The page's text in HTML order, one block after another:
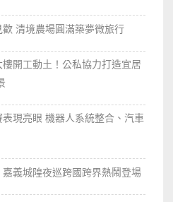
清境農場圓滿築夢微旅行
開工動土！公私協力打造宜居
現亮眼 機器人系統整合、汽車
義城隍夜巡跨國跨界熱鬧登場